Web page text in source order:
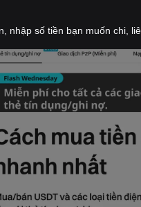
nhập số tiền bạn muốn chi,